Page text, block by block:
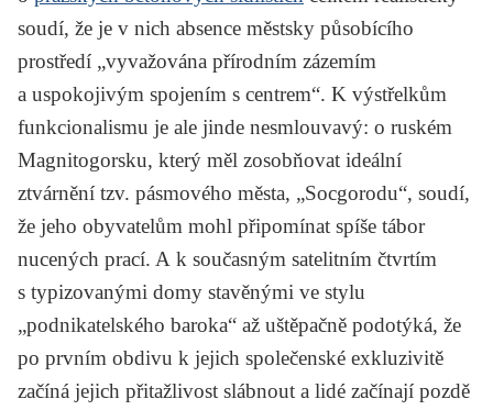
soudí, že je v nich absence městsky působícího
prostředí „vyvažována přírodním zázemím
a uspokojivým spojením s centrem“. K výstřelkům
funkcionalismu je ale jinde nesmlouvavý: o ruském
Magnitogorsku, který měl zosobňovat ideální
ztvárnění tzv. pásmového města, „Socgorodu“, soudí,
že jeho obyvatelům mohl připomínat spíše tábor
nucených prací. A k současným satelitním čtvrtím
s typizovanými domy stavěnými ve stylu
„podnikatelského baroka“ až uštěpačně podotýká, že
po prvním obdivu k jejich společenské exkluzivitě
začíná jejich přitažlivost slábnout a lidé začínají pozdě